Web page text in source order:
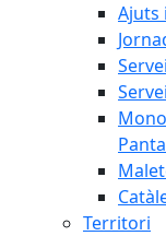
Ajuts
Territori